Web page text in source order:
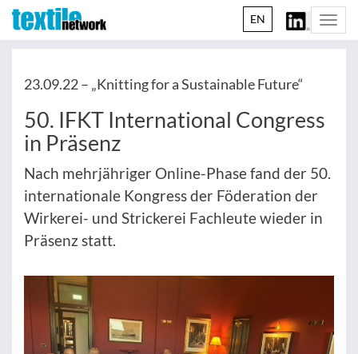
EN
23.09.22 – „Knitting for a Sustainable Future“
50. IFKT International Congress
in Präsenz
Nach mehrjähriger Online-Phase fand der 50.
internationale Kongress der Föderation der
Wirkerei- und Strickerei Fachleute wieder in
Präsenz statt.